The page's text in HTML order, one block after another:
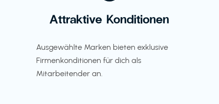
Attraktive Konditionen
Ausgewählte Marken bieten exklusive
Firmenkonditionen für dich als
Mitarbeitender an.